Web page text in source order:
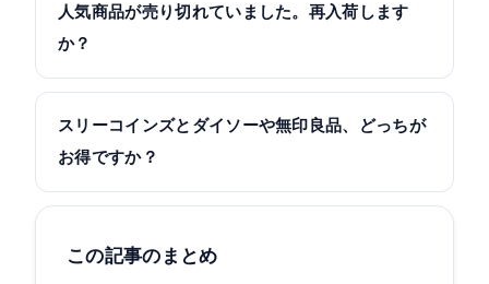
込330円）が中心という意味で、家電や大きめの収納
などは660円〜1,000円超のアイテムも多くありま
人気商品が売り切れていました。再入荷します
か？
せいろなどの人気商品は再入荷することがあり、公
式SNSで入荷を告知するケースもあります。ただし
入荷後すぐ完売することも多いので、公式アプリや
スリーコインズとダイソーや無印良品、どっちが
お得ですか？
ジャンル次第です。スリコはデザイン性と機能のバ
が強みです。同じ用途の物は複数店で比べると、本
この記事のまとめ